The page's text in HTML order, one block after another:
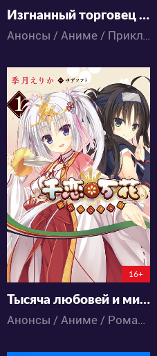
Изгнанный торговец спасает мир с помощью силы денег
Анонсы / Аниме / Приключения / Фэнтези
25
0 0
149:3:37:8
16+
Тысяча любовей и мириады цветов
Анонсы / Аниме / Романтика